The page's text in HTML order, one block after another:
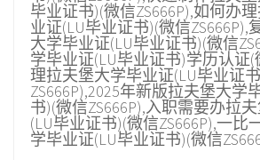
毕业证书)(微信ZS666P),如何办
业证(LU毕业证书)(微信ZS666P),
大学毕业证(LU毕业证书)(微信
学毕业证(LU毕业证书)学历认证(
理拉夫堡大学毕业证(LU毕业证
ZS666P),2025年新版拉夫堡大学
书)(微信ZS666P),入职需要办拉
(LU毕业证书)(微信ZS666P),一比
学毕业证(LU毕业证书)(微信